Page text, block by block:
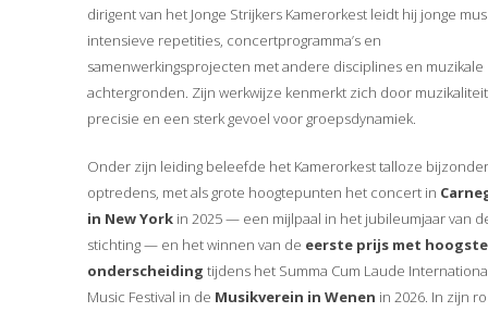
dirigent van het Jonge Strijkers Kamerorkest leidt hij jonge
intensieve repetities, concertprogramma’s en
samenwerkingsprojecten met andere disciplines en muzikale
achtergronden. Zijn werkwijze kenmerkt zich door
precisie en een sterk gevoel voor groepsdynamiek.
Onder zijn leiding beleefde het Kamerorkest talloze
optredens, met als grote hoogtepunten het concert in
in New Yorkin 2025 — een mijlpaal in het jubileumjaar van
stichting — en het winnen van de eerste prijs met hoogste
onderscheiding tijdens het Summa Cum Laude
Music Festival in de Musikverein in Wenen in 2026. In zijn